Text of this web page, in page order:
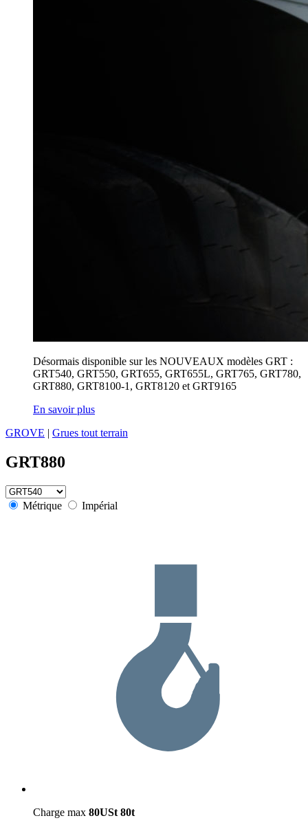
Désormais disponible sur les NOUVEAUX modèles GRT :
GRT540, GRT550, GRT655, GRT655L, GRT765, GRT780,
GRT880, GRT8100-1, GRT8120 et GRT9165
En savoir plus
GROVE | Grues tout terrain
GRT880
Métrique Impérial
Charge max 80USt 80t